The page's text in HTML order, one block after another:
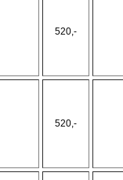
520,-
520,-